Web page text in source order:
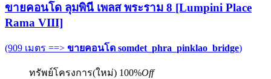
ขายคอนโด ลุมพินี เพลส พระราม 8 [Lumpini Place
Rama VIII]
(909 เมตร ==> ขายคอนโด somdet_phra_pinklao_bridge)
ทรัพย์โครงการ(ใหม่) 100%Off